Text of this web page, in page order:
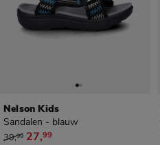
Nelson Kids
Sandalen - blauw
van € 39,99 voor € 27,99
39,99 27,99